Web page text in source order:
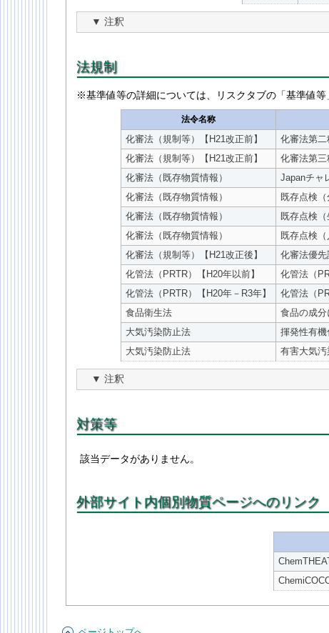
注釈
法規制
※基準値等の詳細については、リスクタブの「基準値等
法令名称
化審法（規制等）【H21改正前】 化審法第二
化審法（規制等）【H21改正前】
化審法第三
化審法（既存物質情報）
Japanチャ
化審法（既存物質情報）
既存点検（
化審法（既存物質情報）
既存点検（
化審法（既存物質情報）
既存点検（
化審法（規制等）【H21改正後】
化審法優
化管法（PRTR）【H20年以前】
化管法（
化管法（PRTR）【H20年－R3年】
化管法（
食品衛生法
食品の成
大気汚染防止法
揮発性有機
大気汚染防止法
有害大気汚
注釈
対策等
該当データがありません。
外部サイト内個別物質ページへのリンク